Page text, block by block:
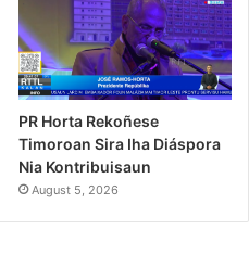
PR Horta Rekoñese
Timoroan Sira Iha Diáspora
Nia Kontribuisaun
August 5, 2026